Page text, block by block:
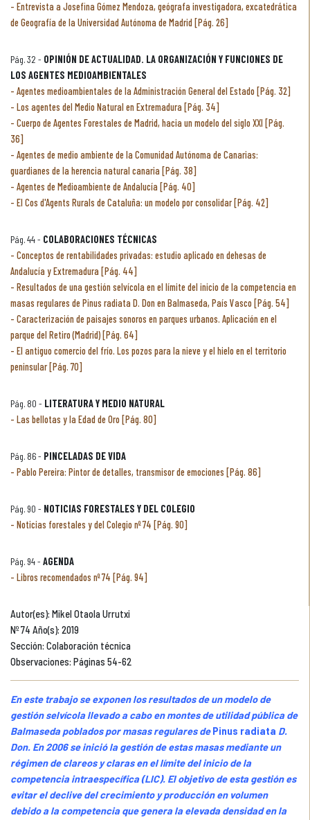
Entrevista a Josefina Gómez Mendoza, geógrafa investigadora, excatedrática
de Geografía de la Universidad Autónoma de Madrid [Pág. 26]
Pág. 32 - OPINIÓN DE ACTUALIDAD. LA ORGANIZACIÓN Y FUNCIONES DE
LOS AGENTES MEDIOAMBIENTALES
Agentes medioambientales de la Administración General del Estado [Pág. 32]
Los agentes del Medio Natural en Extremadura [Pág. 34]
Cuerpo de Agentes Forestales de Madrid, hacia un modelo del siglo XXI [Pág.
36]
Agentes de medio ambiente de la Comunidad Autónoma de Canarias:
guardianes de la herencia natural canaria [Pág. 38]
Agentes de Medioambiente de Andalucía [Pág. 40]
El Cos d'Agents Rurals de Cataluña: un modelo por consolidar [Pág. 42]
Pág. 44 - COLABORACIONES TÉCNICAS
Conceptos de rentabilidades privadas: estudio aplicado en dehesas de
Andalucía y Extremadura [Pág. 44]
Resultados de una gestión selvícola en el límite del inicio de la competencia en
masas regulares de Pinus radiata D. Don en Balmaseda, País Vasco [Pág. 54]
Caracterización de paisajes sonoros en parques urbanos. Aplicación en el
parque del Retiro (Madrid) [Pág. 64]
El antiguo comercio del frío. Los pozos para la nieve y el hielo en el territorio
peninsular [Pág. 70]
Pág. 80 - LITERATURA Y MEDIO NATURAL
Las bellotas y la Edad de Oro [Pág. 80]
Pág. 86 - PINCELADAS DE VIDA
Pablo Pereira: Pintor de detalles, transmisor de emociones [Pág. 86]
Pág. 90 - NOTICIAS FORESTALES Y DEL COLEGIO
Noticias forestales y del Colegio nº 74 [Pág. 90]
Pág. 94 - AGENDA
Libros recomendados nº 74 [Pág. 94]
Autor(es): Mikel Otaola Urrutxi
Nº 74 Año(s): 2019
Sección: Colaboración técnica
Observaciones: Páginas 54-62
En este trabajo se exponen los resultados de un modelo de
gestión selvícola llevado a cabo en montes de utilidad pública de
Balmaseda poblados por masas regulares dePinus radiata D.
Don. En 2006 se inició la gestión de estas masas mediante un
régimen de clareos y claras en el límite del inicio de la
competencia intraespecífica (LIC). El objetivo de esta gestión es
evitar el declive del crecimiento y producción en volumen
debido a la competencia que genera la elevada densidad en la